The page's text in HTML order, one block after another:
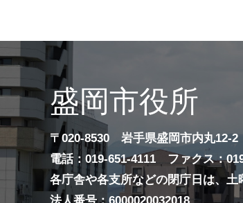
盛岡市役所
〒020-8530 岩手県盛岡市内丸12-
電話：019-651-4111 ファクス：
各庁舎や各支所などの閉庁日は、